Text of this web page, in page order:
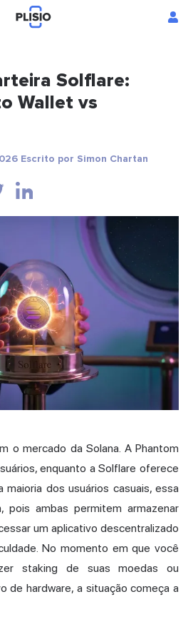
Solflare:
Wallet vs
Escrito por Simon Chartan
o mercado da Solana. A Phantom
enquanto a Solflare oferece
maioria dos usuários casuais, essa
pois ambas permitem armazenar
um aplicativo descentralizado
No momento em que você
staking de suas moedas ou
de hardware, a situação começa a